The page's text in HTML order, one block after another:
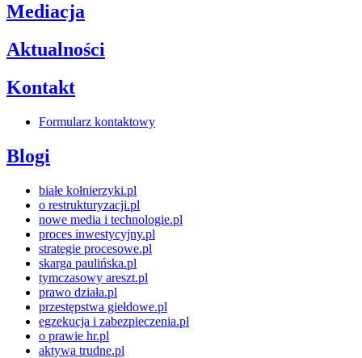
Mediacja
Aktualności
Kontakt
Formularz kontaktowy
Blogi
białe kołnierzyki.pl
o restrukturyzacji.pl
nowe media i technologie.pl
proces inwestycyjny.pl
strategie procesowe.pl
skarga paulińska.pl
tymczasowy areszt.pl
prawo działa.pl
przestępstwa giełdowe.pl
egzekucja i zabezpieczenia.pl
o prawie hr.pl
aktywa trudne.pl